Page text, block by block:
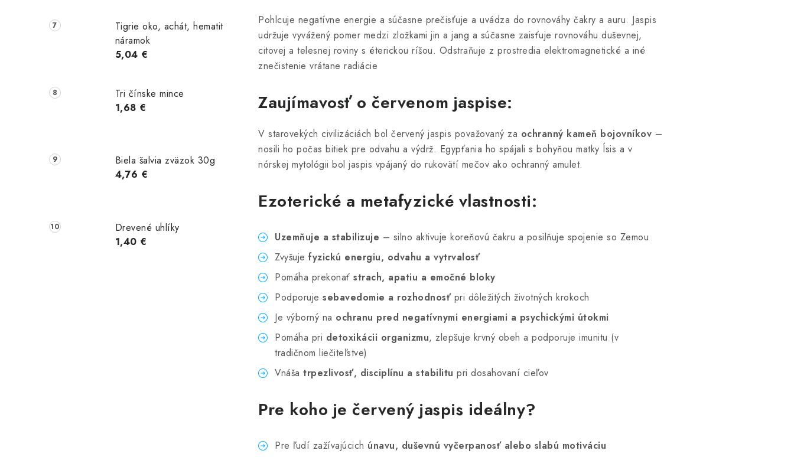
Tigrie oko, achát, hematit
náramok
5,04 €
Tri čínske mince
1,68 €
Biela šalvia zväzok 30g
4,76 €
Drevené uhlíky
1,40 €
Pohlcuje negatívne energie a súčasne prečisťuje a uvádza do rovnováhy čakry a auru. Jaspis
udržuje vyvážený pomer medzi zložkami jin a jang a súčasne zaisťuje rovnováhu duševnej,
citovej a telesnej roviny s éterickou ríšou. Odstraňuje z prostredia elektromagnetické a iné
znečistenie vrátane radiácie
Zaujímavosť o červenom jaspise:
V starovekých civilizáciách bol červený jaspis považovaný za ochranný kameň bojovníkov –
nosili ho počas bitiek pre odvahu a výdrž. Egypťania ho spájali s bohyňou matky Ísis a v
nórskej mytológii bol jaspis vpájaný do rukovätí mečov ako ochranný amulet.
Ezoterické a metafyzické vlastnosti:
Uzemňuje a stabilizuje – silno aktivuje koreňovú čakru a posilňuje spojenie so Zemou
Zvyšuje fyzickú energiu, odvahu a vytrvalosť
Pomáha prekonať strach, apatiu a emočné bloky
Podporuje sebavedomie a rozhodnosťpri dôležitých životných krokoch
Je výborný na ochranu pred negatívnymi energiami a psychickými útokmi
Pomáha pri detoxikácii organizmu, zlepšuje krvný obeh a podporuje imunitu (v
tradičnom liečiteľstve)
Vnáša trpezlivosť, disciplínu a stabilitu pri dosahovaní cieľov
Pre koho je červený jaspis ideálny?
Pre ľudí zažívajúcich únavu, duševnú vyčerpanosť alebo slabú motiváciu